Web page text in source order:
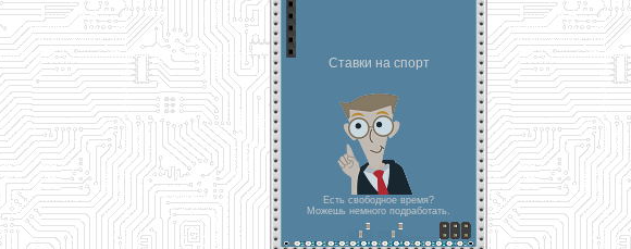
Ставки на спорт
Есть свободное время?
Можешь немного подработать.